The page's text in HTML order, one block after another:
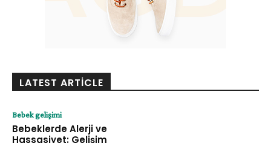
LATEST ARTICLE
Bebek gelişimi
Bebeklerde Alerji ve
Hassasiyet: Gelişim